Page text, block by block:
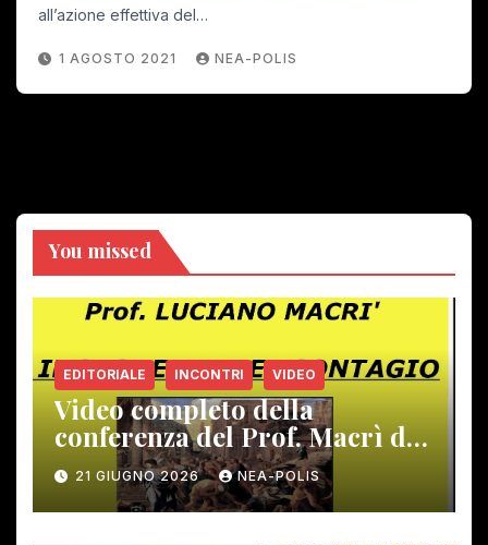
all’azione effettiva del…
1 AGOSTO 2021 NEA-POLIS
You missed
EDITORIALE INCONTRI VIDEO
Video completo della
conferenza del Prof. Macrì del
12 giugno scorso
21 GIUGNO 2026 NEA-POLIS